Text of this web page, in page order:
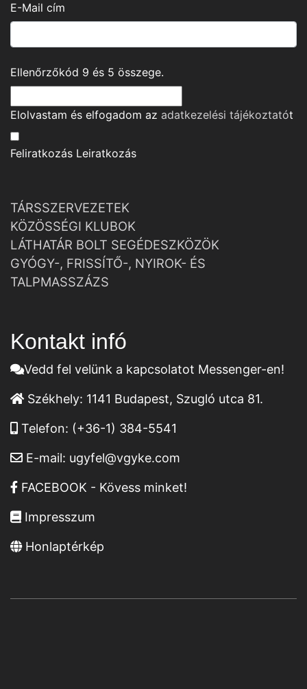
E-Mail cím
Ellenőrzőkód 9 és 5 összege.
Elolvastam és elfogadom az adatkezelési tájékoztatót
Feliratkozás Leiratkozás
TÁRSSZERVEZETEK
KÖZÖSSÉGI KLUBOK
LÁTHATÁR BOLT SEGÉDESZKÖZÖK
GYÓGY-, FRISSÍTŐ-, NYIROK- ÉS
TALPMASSZÁZS
Kontakt infó
Vedd fel velünk a kapcsolatot Messenger-en!
Székhely: 1141 Budapest, Szugló utca 81.
Telefon: (+36-1) 384-5541
E-mail: ugyfel@vgyke.com
FACEBOOK - Kövess minket!
Impresszum
Honlaptérkép